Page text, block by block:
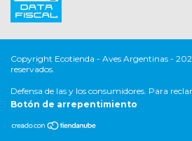
Copyright Ecotienda - Aves Argentinas -
reservados.
Defensa de las y los consumidores. Para
Botón de arrepentimiento